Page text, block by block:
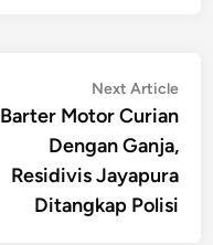
Next Article
Barter Motor Curian
Dengan Ganja,
Residivis Jayapura
Ditangkap Polisi